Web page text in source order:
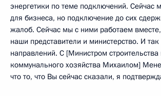
энергетики по теме подключений. Сейчас
для бизнеса, но подключение до сих
жалоб. Сейчас мы с ними работаем
наши представители и министерство. И
направлений. С [Министром
коммунального хозяйства Михаилом]
что то, что Вы сейчас сказали, я